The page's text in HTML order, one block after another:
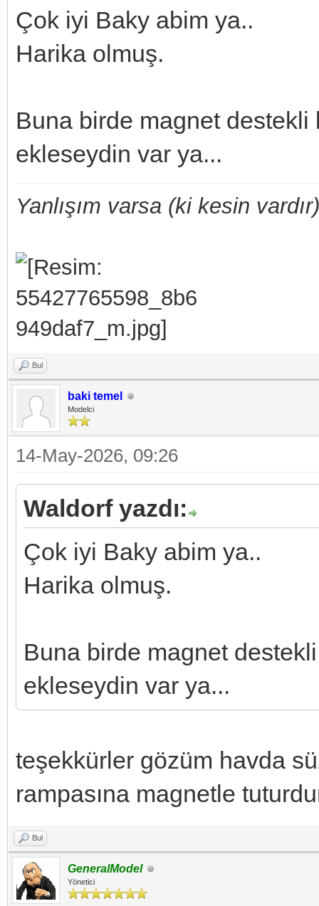
Çok iyi Baky abim ya..
Harika olmuş.
Buna birde magnet
ekleseydin var ya...
Yanlışım varsa (ki kesin
Bul
baki temel
Modelci
14-May-2026, 09:26
Waldorf yazdı:
Çok iyi Baky abim ya..
Harika olmuş.
Buna birde magnet
ekleseydin var ya...
teşekkürler gözüm havda
rampasına magnetle
Bul
GeneralModel
Yönetici